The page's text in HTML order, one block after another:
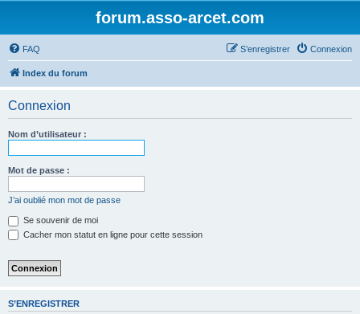
forum.asso-arcet.com
FAQ Connexion
S’enregistrer
Index du forum
Connexion
Nom d’utilisateur :
Mot de passe :
J’ai oublié mon mot de passe
Se souvenir de moi
Cacher mon statut en ligne pour cette session
S’ENREGISTRER